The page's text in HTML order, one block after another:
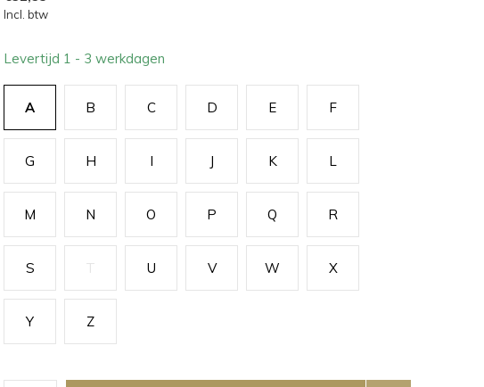
Incl. btw
Levertijd 1 - 3 werkdagen
A B C D E F
G H I J K L
M N O P Q R
S T U V W X
Y Z